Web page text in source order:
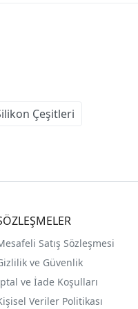
Çeşitleri
Satış Sözleşmesi
ve Güvenlik
ve İade Koşulları
Veriler Politikası